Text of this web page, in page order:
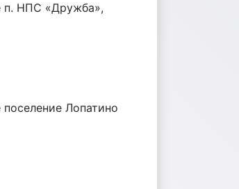
п. НПС «Дружба»,
Лопатино